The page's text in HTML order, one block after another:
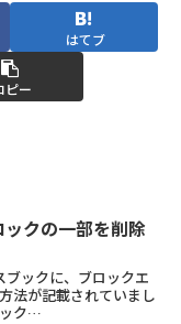
はてブ
ピー
クの一部を削除
ックに、ブロックエ
法が記載されていまし
ク